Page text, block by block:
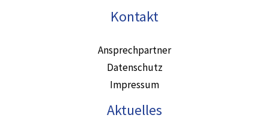
Kontakt
Ansprechpartner
Datenschutz
Impressum
Aktuelles